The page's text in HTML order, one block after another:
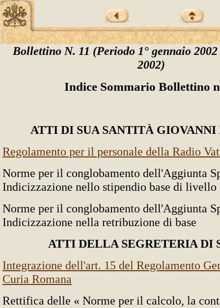
Bollettino N. 11 (Periodo 1° gennaio
2002)
Indice Sommario Bollettino
ATTI DI SUA SANTITÀ
Regolamento per il personale della Radio
Norme per il conglobamento dell'Aggiunta
Indicizzazione nello stipendio base di livello
Norme per il conglobamento dell'Aggiunta
Indicizzazione nella retribuzione di base
ATTI DELLA SEGRETERIA DI
Integrazione dell'art. 15 del Regolamento
Curia Romana
Rettifica delle « Norme per il calcolo, la